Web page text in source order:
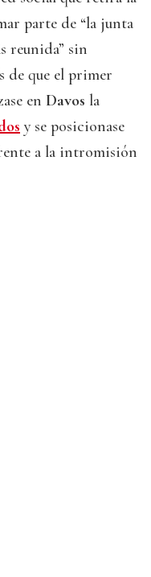
parte de “la junta
reunida” sin
de que el primer
en Davos la
y se posicionase
a la intromisión